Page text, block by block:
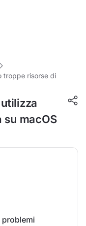
troppe risorse di
macOS
problemi